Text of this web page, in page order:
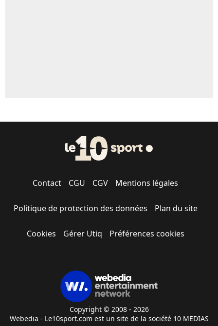
Contact CGU CGV Mentions légales
Politique de protection des données Plan du site
Cookies Gérer Utiq Préférences cookies
Copyright © 2008 - 2026
Webedia - Le10sport.com est un site de la société 10 MEDIAS